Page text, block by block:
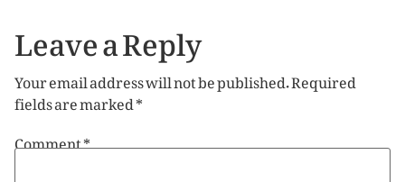
Leave a Reply
Your email address will not be published.Required
fields are marked*
Comment*